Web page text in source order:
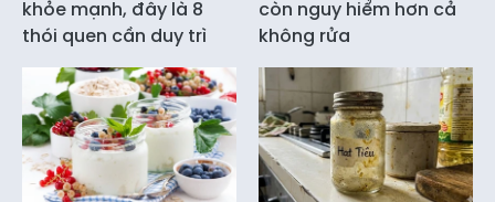
khỏe mạnh, đây là 8
thói quen cần duy trì
còn nguy hiểm hơn cả
không rửa